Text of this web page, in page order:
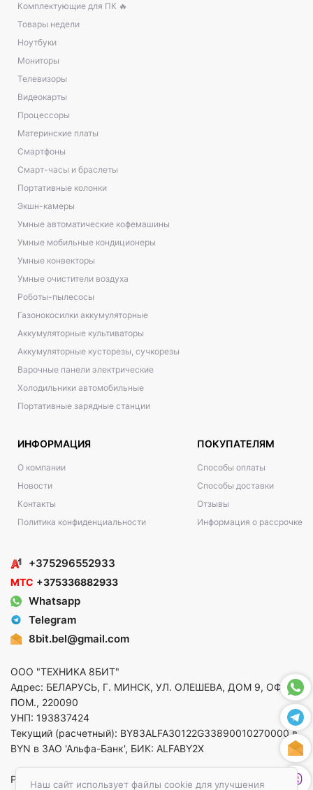
Наш сайт использует файлы cookie для улучшения
Комплектующие для ПК 🔥
Товары недели
Ноутбуки
Мониторы
Телевизоры
Видеокарты
Процессоры
Материнские платы
Смартфоны
Смарт-часы и браслеты
Портативные колонки
Экшн-камеры
Умные автоматические кофемашины
Умные мобильные кондиционеры
Умные конвекторы
Умные очистители воздуха
Роботы-пылесосы
Газонокосилки аккумуляторные
Аккумуляторные культиваторы
Аккумуляторные кусторезы, сучкорезы
Варочные панели электрические
Холодильники автомобильные
Портативные зарядные станции
ИНФОРМАЦИЯ
О компании
Новости
Контакты
Политика конфиденциальности
ПОКУПАТЕЛЯМ
Способы оплаты
Способы доставки
Отзывы
Информация о рассрочке
+375296552933
МТС +375336882933
Whatsapp
Telegram
8bit.bel@gmail.com
ООО "ТЕХНИКА 8БИТ"
Адрес: БЕЛАРУСЬ, Г. МИНСК, УЛ. ОЛЕШЕВА, ДОМ 9, ОФ. 5,
ПОМ., 220090
УНП: 193837424
Текущий (расчетный): BY83ALFA30122G33890010270000 в
BYN в ЗАО 'Альфа-Банк', БИК: ALFABY2X
Регистрация в торговом реестре от 14.08.2025 Минский